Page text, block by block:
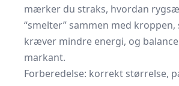
mærker du straks, hvordan
“smelter” sammen med
kræver mindre energi, og
markant.
Forberedelse: korrekt størrelse,